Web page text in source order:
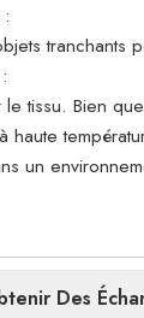
tissu. Bien
haute
un
Des